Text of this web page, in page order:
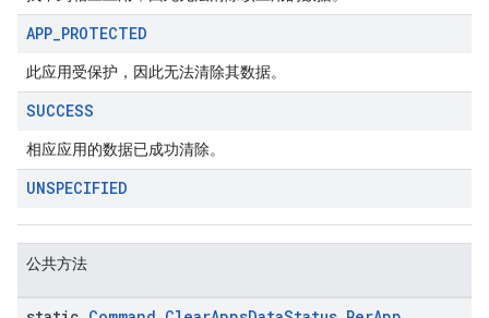
APP_PROTECTED
此应用受保护，因此无法清除其数据。
SUCCESS
相应应用的数据已成功清除。
UNSPECIFIED
公共方法